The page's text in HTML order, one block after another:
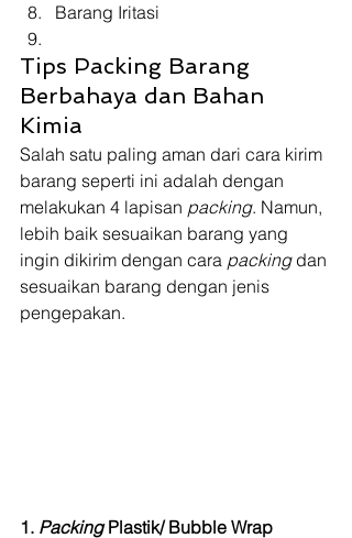
Barang Iritasi
Tips Packing Barang
Berbahaya dan Bahan
Kimia
Salah satu paling aman dari cara kirim
barang seperti ini adalah dengan
melakukan 4 lapisan packing. Namun,
lebih baik sesuaikan barang yang
ingin dikirim dengan cara packing dan
sesuaikan barang dengan jenis
pengepakan.
1. Packing Plastik/ Bubble Wrap